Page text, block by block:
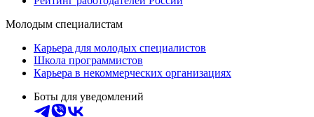
Молодым специалистам
Карьера для молодых специалистов
Школа программистов
Карьера в некоммерческих организациях
Боты для уведомлений